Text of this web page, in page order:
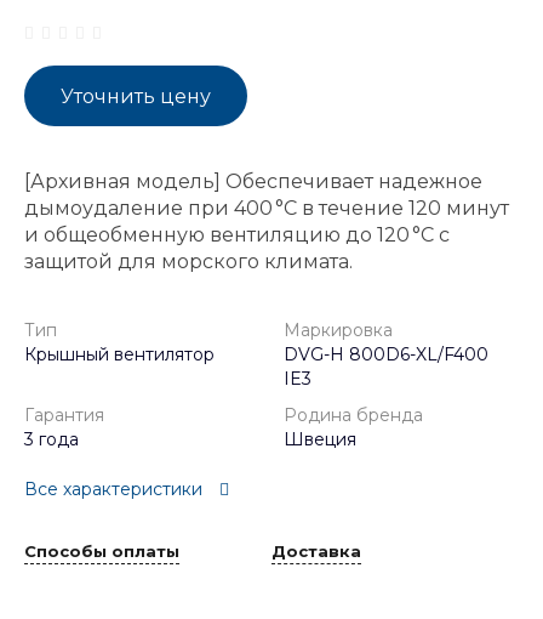
Уточнить цену
[Архивная модель] Обеспечивает надежное
дымоудаление при 400 °C в течение 120 минут
и общеобменную вентиляцию до 120 °C с
защитой для морского климата.
Тип
Крышный вентилятор
Маркировка
DVG-H 800D6-XL/F400
IE3
Гарантия
3 года
Родина бренда
Швеция
Все характеристики
Способы оплаты Доставка